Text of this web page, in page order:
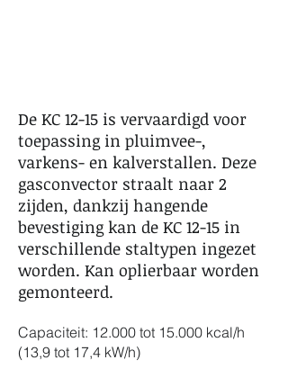
De KC 12-15 is vervaardigd voor
toepassing in pluimvee-,
varkens- en kalverstallen. Deze
gasconvector straalt naar 2
zijden, dankzij hangende
bevestiging kan de KC 12-15 in
verschillende staltypen ingezet
worden. Kan oplierbaar worden
gemonteerd.
Capaciteit: 12.000 tot 15.000 kcal/h
(13,9 tot 17,4 kW/h)